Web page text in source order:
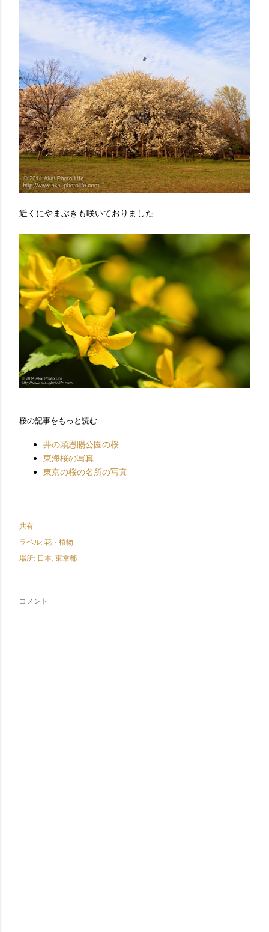
近くにやまぶきも咲いておりました
桜の記事をもっと読む
井の頭恩賜公園の桜
東海桜の写真
東京の桜の名所の写真
共有
ラベル: 花・植物
場所: 日本, 東京都
コメント